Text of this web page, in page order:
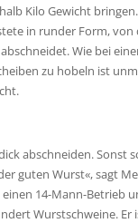
Kilo Gewicht
in runder Form, von
Wie bei
zu hobeln ist
abschneiden. Sonst
guten Wurst«, sagt
einen 14-Mann-Betrieb
Wurstschweine. Er